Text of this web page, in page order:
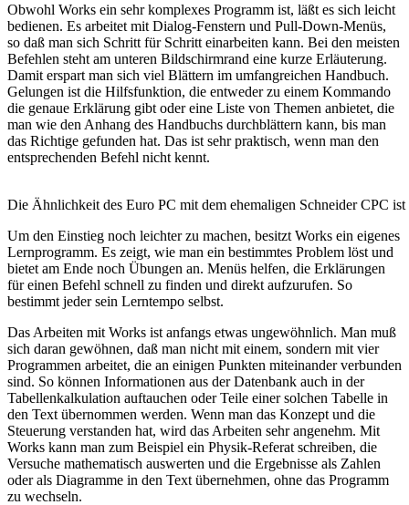
Obwohl Works ein sehr komplexes Programm ist, läßt es sich leicht
bedienen. Es arbeitet mit Dialog-Fenstern und Pull-Down-Menüs,
so daß man sich Schritt für Schritt einarbeiten kann. Bei den meisten
Befehlen steht am unteren Bildschirmrand eine kurze Erläuterung.
Damit erspart man sich viel Blättern im umfangreichen Handbuch.
Gelungen ist die Hilfsfunktion, die entweder zu einem Kommando
die genaue Erklärung gibt oder eine Liste von Themen anbietet, die
man wie den Anhang des Handbuchs durchblättern kann, bis man
das Richtige gefunden hat. Das ist sehr praktisch, wenn man den
entsprechenden Befehl nicht kennt.
Die Ähnlichkeit des Euro PC mit dem ehemaligen Schneider CPC ist
Um den Einstieg noch leichter zu machen, besitzt Works ein eigenes
Lernprogramm. Es zeigt, wie man ein bestimmtes Problem löst und
bietet am Ende noch Übungen an. Menüs helfen, die Erklärungen
für einen Befehl schnell zu finden und direkt aufzurufen. So
bestimmt jeder sein Lerntempo selbst.
Das Arbeiten mit Works ist anfangs etwas ungewöhnlich. Man muß
sich daran gewöhnen, daß man nicht mit einem, sondern mit vier
Programmen arbeitet, die an einigen Punkten miteinander verbunden
sind. So können Informationen aus der Datenbank auch in der
Tabellenkalkulation auftauchen oder Teile einer solchen Tabelle in
den Text übernommen werden. Wenn man das Konzept und die
Steuerung verstanden hat, wird das Arbeiten sehr angenehm. Mit
Works kann man zum Beispiel ein Physik-Referat schreiben, die
Versuche mathematisch auswerten und die Ergebnisse als Zahlen
oder als Diagramme in den Text übernehmen, ohne das Programm
zu wechseln.